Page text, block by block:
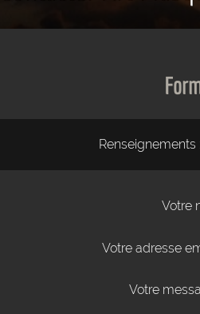
Renseignements :
Votre
Votre adresse
Votre